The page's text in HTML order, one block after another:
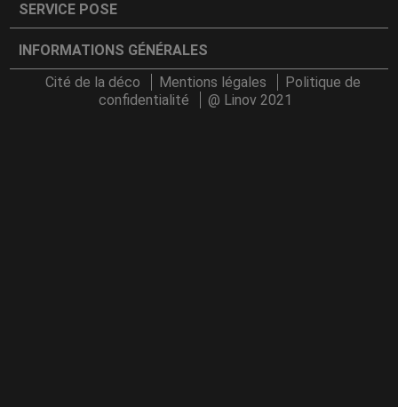
SERVICE POSE
INFORMATIONS GÉNÉRALES
Cité de la déco
Mentions légales
Politique de
confidentialité
@ Linov 2021